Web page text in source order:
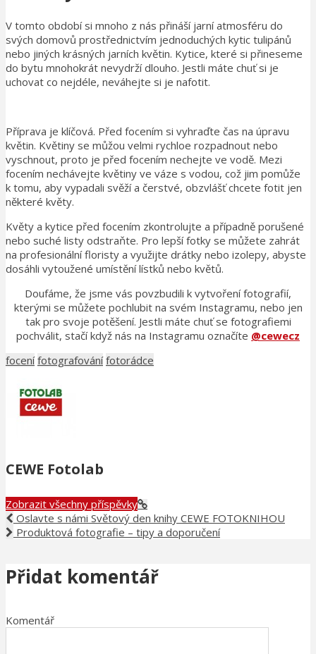
V tomto období si mnoho z nás přináší jarní atmosféru do
svých domovů prostřednictvím jednoduchých kytic tulipánů
nebo jiných krásných jarních květin. Kytice, které si přineseme
do bytu mnohokrát nevydrží dlouho. Jestli máte chuť si je
uchovat co nejdéle, neváhejte si je nafotit.
Příprava je klíčová. Před focením si vyhraďte čas na úpravu
květin. Květiny se můžou velmi rychloe rozpadnout nebo
vyschnout, proto je před focením nechejte ve vodě. Mezi
focením nechávejte květiny ve váze s vodou, což jim pomůže
k tomu, aby vypadali svěží a čerstvé, obzvlášť chcete fotit jen
některé květy.
Květy a kytice před focením zkontrolujte a případně porušené
nebo suché listy odstraňte. Pro lepší fotky se můžete zahrát
na profesionální floristy a využijte drátky nebo izolepy, abyste
dosáhli vytoužené umístění lístků nebo květů.
Doufáme, že jsme vás povzbudili k vytvoření fotografií,
kterými se můžete pochlubit na svém Instagramu, nebo jen
tak pro svoje potěšení. Jestli máte chuť se fotografiemi
pochválit, stačí když nás na Instagramu označíte @cewecz
focení fotografování fotorádce
CEWE Fotolab
Zobrazit všechny příspěvky
Oslavte s námi Světový den knihy CEWE FOTOKNIHOU
Produktová fotografie – tipy a doporučení
Přidat komentář
Komentář